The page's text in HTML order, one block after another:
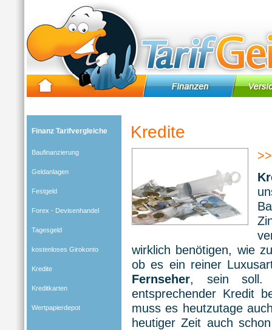
Finanz Tarifvergleiche
Baufinanzierung
Geldanlagen
Festgeld
Forex - Devisenhandel
Tagesgeld
kostenloses Girokonto
Kredite
Kreditkarten
Wertpapierdepot
Kredite
wirklich benötigen, wie
ob es ein reiner
Fernseher, sein soll.
entsprechender Kredit
muss es heutzutage
heutiger Zeit auch